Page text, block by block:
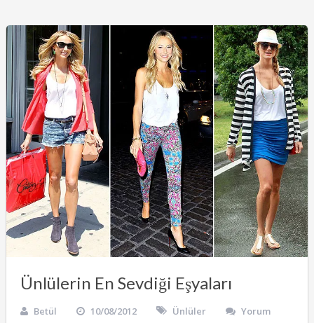
Ünlülerin En Sevdiği Eşyaları
Betül 10/08/2012 Ünlüler
Yorum